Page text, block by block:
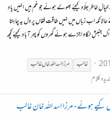
خاطرِ جلّاد کیجئے بھولے ہوئے جو غم ہیں انہیں یاد
اب زباں میں نہیں طاقتِ فغاں پر دل یہ چاہتا
نگاه اجڑے ہوئے گھروں کو پھر آباد کیجئے کچھ
غالب مرزااسد الله خاںغالب
کلام
کیے ہوئے - مرزا اسد اللہ خان غالب